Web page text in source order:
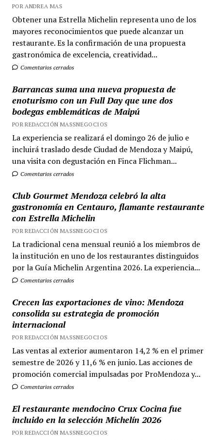
POR ANDREA MAS
Obtener una Estrella Michelin representa uno de los
mayores reconocimientos que puede alcanzar un
restaurante. Es la confirmación de una propuesta
gastronómica de excelencia, creatividad...
Comentarios cerrados
Barrancas suma una nueva propuesta de
enoturismo con un Full Day que une dos
bodegas emblemáticas de Maipú
POR REDACCIÓN MASSNEGOCIOS
La experiencia se realizará el domingo 26 de julio e
incluirá traslado desde Ciudad de Mendoza y Maipú,
una visita con degustación en Finca Flichman...
Comentarios cerrados
Club Gourmet Mendoza celebró la alta
gastronomía en Centauro, flamante restaurante
con Estrella Michelin
POR REDACCIÓN MASSNEGOCIOS
La tradicional cena mensual reunió a los miembros de
la institución en uno de los restaurantes distinguidos
por la Guía Michelin Argentina 2026. La experiencia...
Comentarios cerrados
Crecen las exportaciones de vino: Mendoza
consolida su estrategia de promoción
internacional
POR REDACCIÓN MASSNEGOCIOS
Las ventas al exterior aumentaron 14,2 % en el primer
semestre de 2026 y 11,6 % en junio. Las acciones de
promoción comercial impulsadas por ProMendoza y...
Comentarios cerrados
El restaurante mendocino Crux Cocina fue
incluido en la selección Michelín 2026
POR REDACCIÓN MASSNEGOCIOS